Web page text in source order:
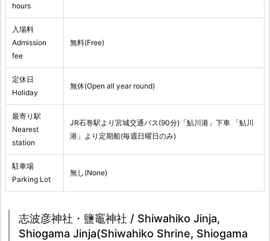
hours
入場料
Admission
fee
無料(Free)
定休日
Holiday
無休(Open all year round)
最寄り駅
Nearest
station
JR石巻駅より宮城交通バス(90分)「鮎川港」下車 「鮎川
港」より定期船(毎週日曜日のみ)
駐車場
Parking Lot
無し(None)
志波彦神社・鹽竈神社 / Shiwahiko Jinja,
Shiogama Jinja(Shiwahiko Shrine, Shiogama